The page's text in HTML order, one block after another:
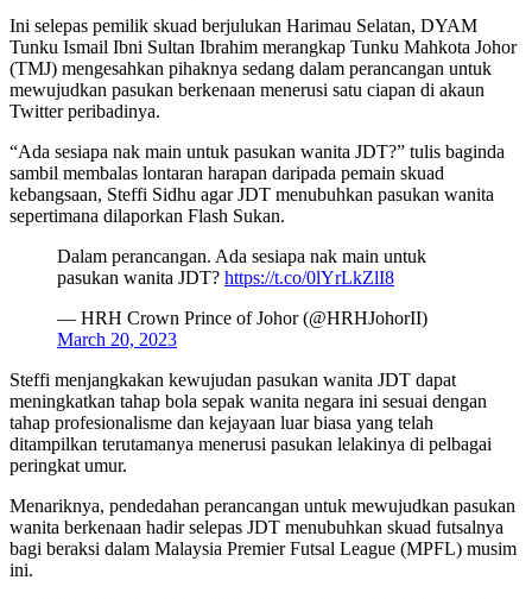
Ini selepas pemilik skuad berjulukan Harimau Selatan, DYAM
Tunku Ismail Ibni Sultan Ibrahim merangkap Tunku Mahkota Johor
(TMJ) mengesahkan pihaknya sedang dalam perancangan untuk
mewujudkan pasukan berkenaan menerusi satu ciapan di akaun
Twitter peribadinya.
“Ada sesiapa nak main untuk pasukan wanita JDT?” tulis baginda
sambil membalas lontaran harapan daripada pemain skuad
kebangsaan, Steffi Sidhu agar JDT menubuhkan pasukan wanita
sepertimana dilaporkan Flash Sukan.
Dalam perancangan. Ada sesiapa nak main untuk
pasukan wanita JDT? https://t.co/0lYrLkZlI8
— HRH Crown Prince of Johor (@HRHJohorII)
March 20, 2023
Steffi menjangkakan kewujudan pasukan wanita JDT dapat
meningkatkan tahap bola sepak wanita negara ini sesuai dengan
tahap profesionalisme dan kejayaan luar biasa yang telah
ditampilkan terutamanya menerusi pasukan lelakinya di pelbagai
peringkat umur.
Menariknya, pendedahan perancangan untuk mewujudkan pasukan
wanita berkenaan hadir selepas JDT menubuhkan skuad futsalnya
bagi beraksi dalam Malaysia Premier Futsal League (MPFL) musim
ini.